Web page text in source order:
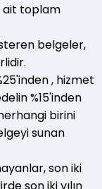
ait toplam
belgeler,
, hizmet
%15'inden
birini
sunan
son iki
son iki yılın